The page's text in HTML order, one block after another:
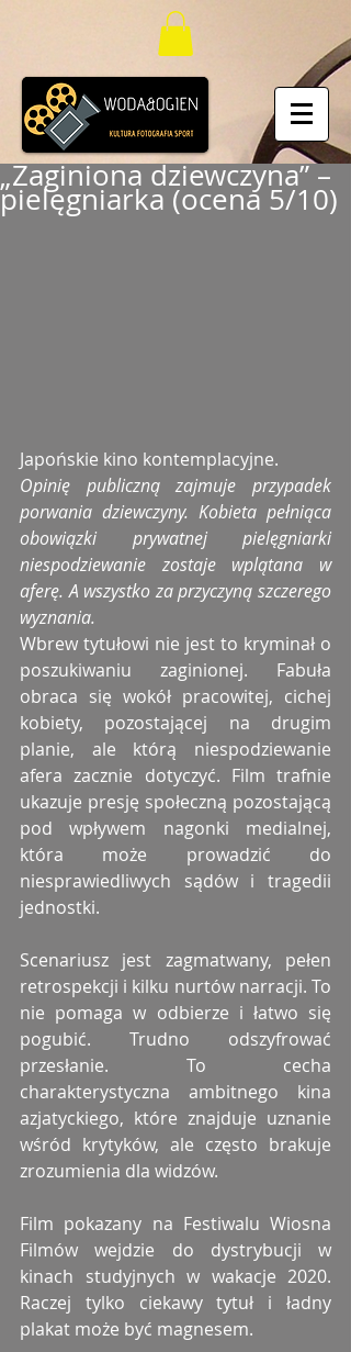
„Zaginiona dziewczyna” –
pielęgniarka (ocena 5/10)
Japońskie kino kontemplacyjne.
Opinię publiczną zajmuje przypadek
porwania dziewczyny. Kobieta pełniąca
obowiązki prywatnej pielęgniarki
niespodziewanie zostaje wplątana w
aferę. A wszystko za przyczyną szczerego
wyznania.
Wbrew tytułowi nie jest to kryminał o
poszukiwaniu zaginionej. Fabuła
obraca się wokół pracowitej, cichej
kobiety, pozostającej na drugim
planie, ale którą niespodziewanie
afera zacznie dotyczyć. Film trafnie
ukazuje presję społeczną pozostającą
pod wpływem nagonki medialnej,
która może prowadzić do
niesprawiedliwych sądów i tragedii
jednostki.
Scenariusz jest zagmatwany, pełen
retrospekcji i kilku nurtów narracji. To
nie pomaga w odbierze i łatwo się
pogubić. Trudno odszyfrować
przesłanie. To cecha
charakterystyczna ambitnego kina
azjatyckiego, które znajduje uznanie
wśród krytyków, ale często brakuje
zrozumienia dla widzów.
Film pokazany na Festiwalu Wiosna
Filmów wejdzie do dystrybucji w
kinach studyjnych w wakacje 2020.
Raczej tylko ciekawy tytuł i ładny
plakat może być magnesem.